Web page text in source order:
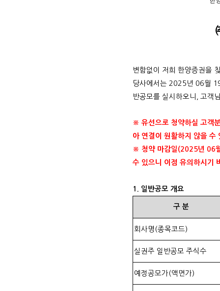
변함없이 저희 한양증권을
당사에서는 2025 년 06월
반공모를 실시하오니
고객
※ 유선으로 청약하실 고객
아 연결이 원활하지 않을 수
※ 청약 마감일 (2025년 06
수 있으니 이점 유의하시기
1. 일반공모 개요
구 분
회사명 (종목코드)
실권주 일반공모 주식수
예정공모가(액면가)